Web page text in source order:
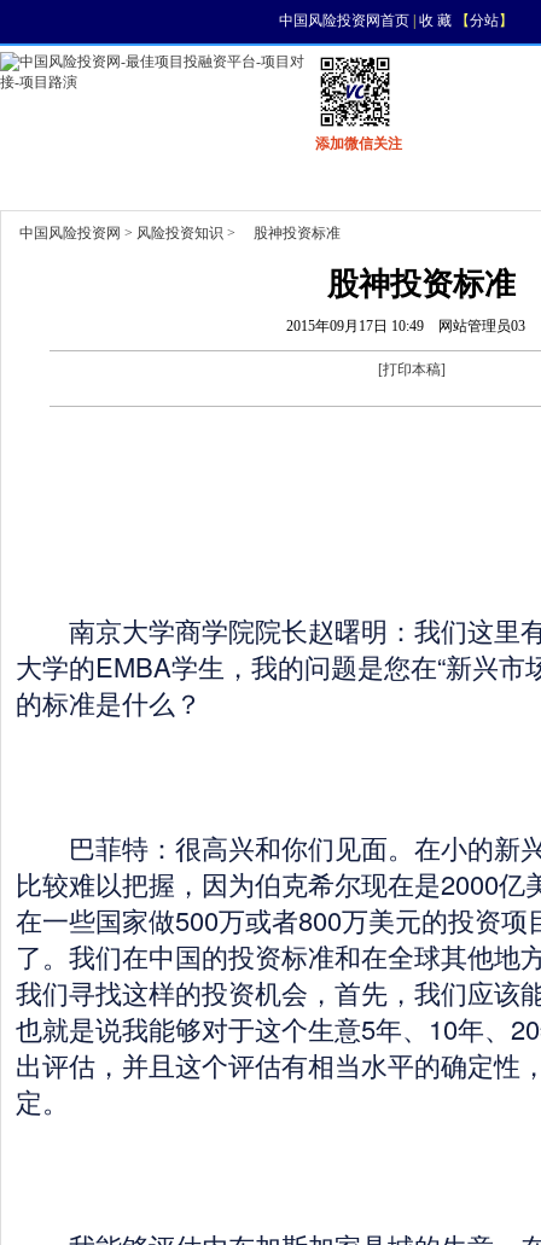
中国风险投资网首页| 收 藏【分站】
添加微信关注
中国风险投资网 > 风险投资知识 > 股神投资标准
股神投资标准
2015年09月17日 10:49 网站管理员03
[打印本稿]
南京大学商学院院长赵曙明：我们这里
大学的EMBA学生，我的问题是您在“新兴市
的标准是什么？
巴菲特：很高兴和你们见面。在小的新
比较难以把握，因为伯克希尔现在是2000亿
在一些国家做500万或者800万美元的投资项
了。我们在中国的投资标准和在全球其他地
我们寻找这样的投资机会，首先，我们应该
也就是说我能够对于这个生意5年、10年、
出评估，并且这个评估有相当水平的确定性
定。